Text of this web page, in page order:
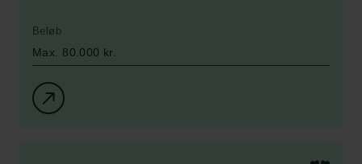
Beløb
Max. 80.000 kr.